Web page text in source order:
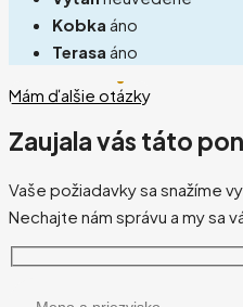
Kobka áno
Terasa áno
Mám ďalšie otázky
Zaujala vás táto
Vaše požiadavky sa snažíme
Nechajte nám správu a my sa